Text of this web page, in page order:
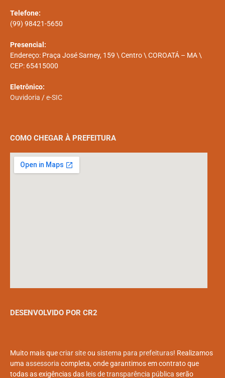
Telefone:
(99) 98421-5650
Presencial:
Endereço: Praça José Sarney, 159 \ Centro \ COROATÁ – MA \
CEP: 65415000
Eletrônico:
Ouvidoria /e-SIC
COMO CHEGAR À PREFEITURA
DESENVOLVIDO POR CR2
Muito mais quecriar siteou sistema para prefeituras! Realizamos
uma assessoria completa, onde garantimos em contrato que
todas as exigências das leis de transparência pública serão